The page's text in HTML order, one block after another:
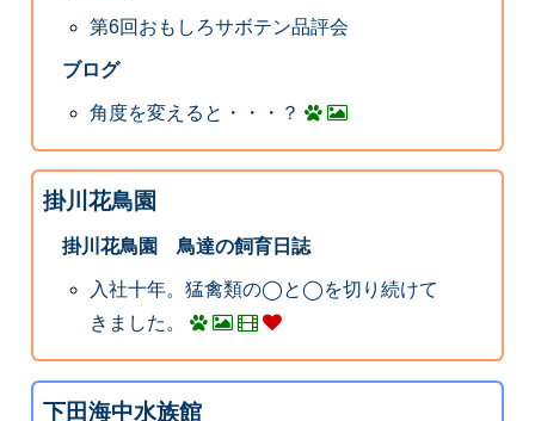
第6回おもしろサボテン品評会
ブログ
角度を変えると・・・？
掛川花鳥園
掛川花鳥園 鳥達の飼育日誌
入社十年。猛禽類の◯と◯を切り続けて
きました。
下田海中水族館